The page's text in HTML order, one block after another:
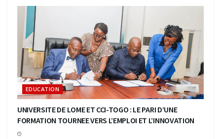
EDUCATION
UNIVERSITE DE LOME ET CCI-TOGO : LE PARI D’UNE
FORMATION TOURNEE VERS L’EMPLOI ET L’INNOVATION